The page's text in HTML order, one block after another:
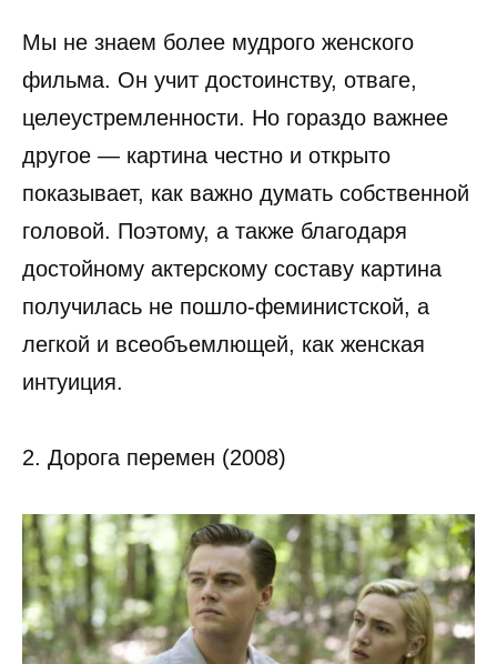
Мы не знаем более мудрого женского
фильма. Он учит достоинству, отваге,
целеустремленности. Но гораздо важнее
другое — картина честно и открыто
показывает, как важно думать собственной
головой. Поэтому, а также благодаря
достойному актерскому составу картина
получилась не пошло-феминистской, а
легкой и всеобъемлющей, как женская
интуиция.
2. Дорога перемен (2008)